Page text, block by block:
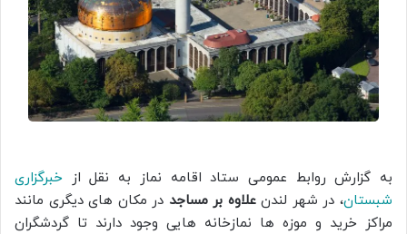
به گزارش روابط عمومی ستاد اقامه نماز به نقل از خبرگزاری
شبستان، در شهر لندنعلاوه بر مساجد در مکان های دیگری مانند
مراکز خرید و موزه ها نمازخانه هایی وجود دارند تا گردشگران